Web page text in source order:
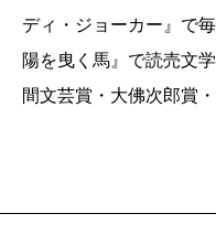
ディ・ジョーカー』で
陽を曳く馬』で読売文
間文芸賞・大佛次郎賞